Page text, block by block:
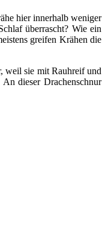
hier innerhalb weniger
überrascht? Wie ein
greifen Krähen die
weil sie mit Rauhreif und
dieser Drachenschnur